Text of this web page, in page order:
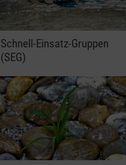
Schnell-Einsatz-Gruppen
(SEG)